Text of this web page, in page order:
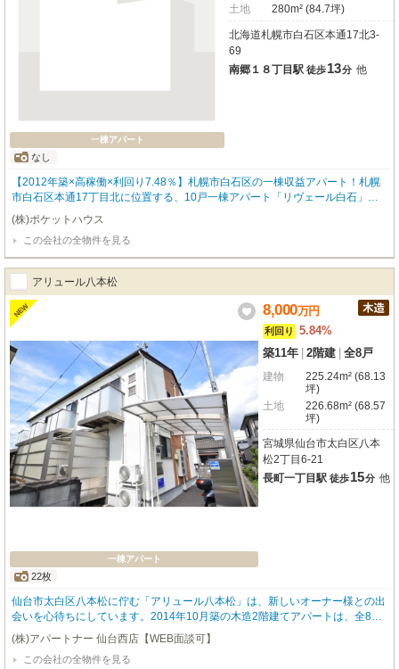
一棟アパート
なし
土地
280m² (84.7坪)
北海道札幌市白石区本通17北3-
69
南郷１８丁目駅 徒歩13分 他
【2012年築×高稼働×利回り7.48％】札幌市白石区の一棟収益アパート！札幌
市白石区本通17丁目北に位置する、10戸一棟アパート「リヴェール白石」。2
012年築・木造3階建、販売価格8,180万円、年間予定賃料収入612.50万円、利
回り7.48％の収益物件です。南東側10m公道に面し、土地約84.69坪、駐車場
も数台確保されています。地下鉄「南郷18丁目」駅徒歩12分をはじめ、複数
駅が利用可能な立地も魅力。全室バス・トイレ別、エアコン、FF暖房、室内洗
濯機置場を備え、木造アパートでは嬉しいオートロックも完備。直近3年間の
稼働率は約98％と高水準を維持しており、安定した賃貸経営を目指したい投資
家の方におすすめです。さらに賃料見直しによる収益アップの可能性も期待で
きます。
(株)ポケットハウス
この会社の全物件を見る
アリュール八本松
NEW
一棟アパート
22枚
8,000万円
利回り
5.84%
築11年 2階建 全8戸
建物
225.24m² (68.13
坪)
土地
226.68m² (68.57
坪)
宮城県仙台市太白区八本
松2丁目6-21
長町一丁目駅 徒歩15分 他
仙台市太白区八本松に佇む「アリュール八本松」は、新しいオーナー様との出
会いを心待ちにしています。2014年10月築の木造2階建てアパートは、全8戸
がゆとりのワンルーム（25.7平米）で、明るい南向きのお部屋が魅力です。バ
ス・トイレ別、インターネット完備と、入居者様の快適な毎日をサポートする
設備が整っており、心地よい暮らしを想像できますね。仙台市営地下鉄南北線
(株)アパートナー 仙台西店【WEB面談可】
この会社の全物件を見る